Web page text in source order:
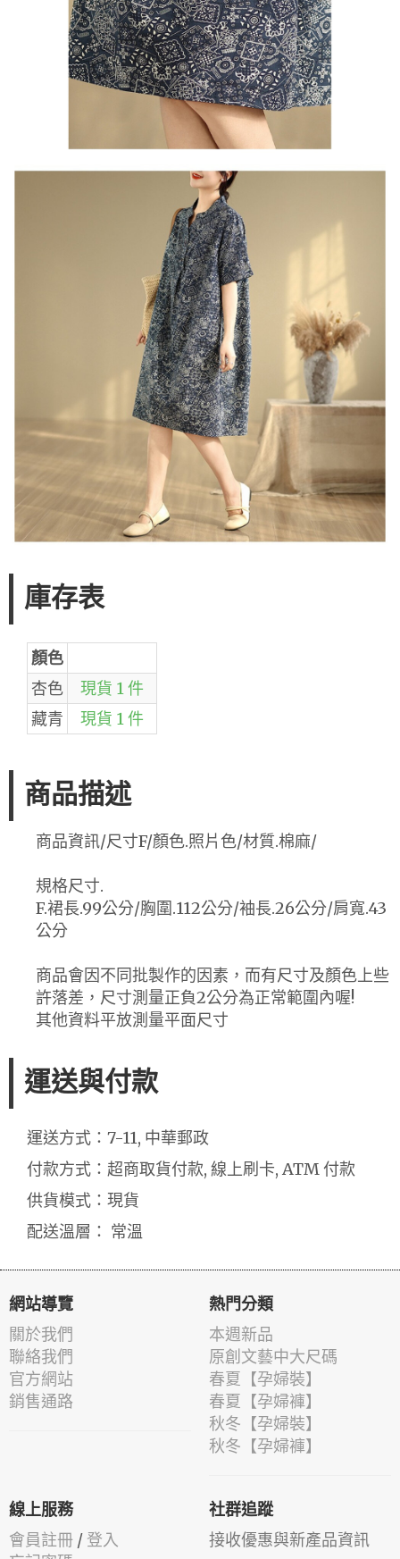
庫存表
顏色
杏色
現貨 1 件
藏青
現貨 1 件
商品描述
商品資訊/尺寸F/顏色.照片色/材質.棉麻/
規格尺寸.
F.裙長.99公分/胸圍.112公分/袖長.26公分/肩寬.43
公分
商品會因不同批製作的因素，而有尺寸及顏色上些
許落差，尺寸測量正負2公分為正常範圍內喔!
其他資料平放測量平面尺寸
運送與付款
運送方式：7-11, 中華郵政
付款方式：超商取貨付款, 線上刷卡, ATM 付款
供貨模式：現貨
配送溫層： 常溫
網站導覽
關於我們
聯絡我們
官方網站
銷售通路
熱門分類
本週新品
原創文藝中大尺碼
春夏【孕婦裝】
春夏【孕婦褲】
秋冬【孕婦裝】
秋冬【孕婦褲】
線上服務
會員註冊 / 登入
社群追蹤
接收優惠與新產品資訊